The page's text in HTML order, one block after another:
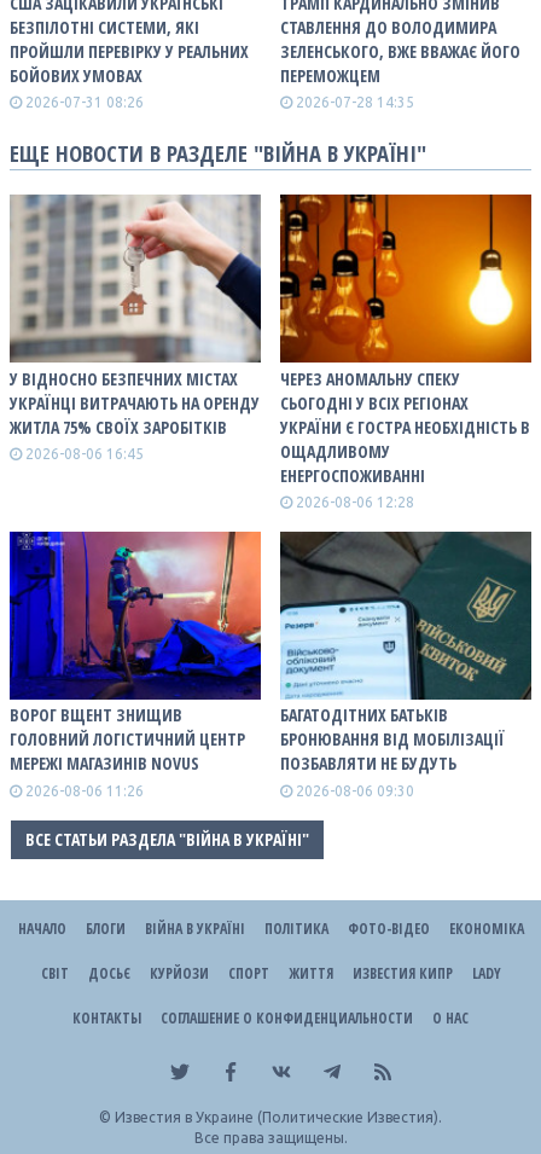
БЕЗПІЛОТНІ СИСТЕМИ, ЯКІ
ПРОЙШЛИ ПЕРЕВІРКУ У РЕАЛЬНИХ
БОЙОВИХ УМОВАХ
2026-07-31 08:26
СТАВЛЕННЯ ДО ВОЛОДИМИРА
ЗЕЛЕНСЬКОГО, ВЖЕ ВВАЖАЄ ЙОГО
ПЕРЕМОЖЦЕМ
2026-07-28 14:35
ЕЩЕ НОВОСТИ В РАЗДЕЛЕ "ВІЙНА В УКРАЇНІ"
У ВІДНОСНО БЕЗПЕЧНИХ МІСТАХ
УКРАЇНЦІ ВИТРАЧАЮТЬ НА ОРЕНДУ
ЖИТЛА 75% СВОЇХ ЗАРОБІТКІВ
2026-08-06 16:45
ЧЕРЕЗ АНОМАЛЬНУ СПЕКУ
СЬОГОДНІ У ВСІХ РЕГІОНАХ
УКРАЇНИ Є ГОСТРА НЕОБХІДНІСТЬ В
ОЩАДЛИВОМУ
ЕНЕРГОСПОЖИВАННІ
2026-08-06 12:28
ВОРОГ ВЩЕНТ ЗНИЩИВ
ГОЛОВНИЙ ЛОГІСТИЧНИЙ ЦЕНТР
МЕРЕЖІ МАГАЗИНІВ NOVUS
2026-08-06 11:26
БАГАТОДІТНИХ БАТЬКІВ
БРОНЮВАННЯ ВІД МОБІЛІЗАЦІЇ
ПОЗБАВЛЯТИ НЕ БУДУТЬ
2026-08-06 09:30
ВСЕ СТАТЬИ РАЗДЕЛА "ВІЙНА В УКРАЇНІ"
НАЧАЛО БЛОГИ ВІЙНА В УКРАЇНІ ПОЛІТИКА ФОТО-ВІДЕО ЕКОНОМІКА
СВІТ ДОСЬЄ КУРЙОЗИ СПОРТ ЖИТТЯ ИЗВЕСТИЯ КИПР LADY
КОНТАКТЫ СОГЛАШЕНИЕ О КОНФИДЕНЦИАЛЬНОСТИ О НАС
© Известия в Украине (Политические Известия).
Все права защищены.